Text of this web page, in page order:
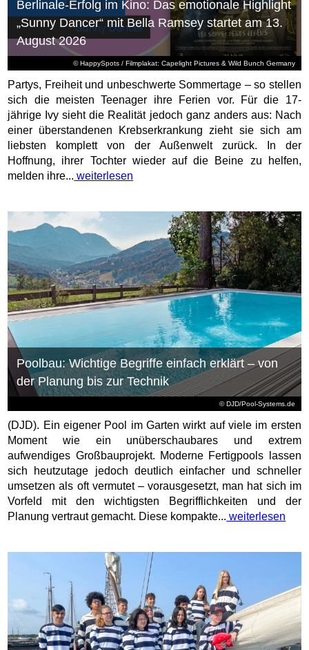
© HappySpots / Filmplakat: Capelight Pictures & Wild Bunch Germany
Berlinale-Erfolg im Kino: Das emotionale Highlight
„Sunny Dancer“ mit Bella Ramsey startet am 13.
August 2026
Partys, Freiheit und unbeschwerte Sommertage – so stellen
sich die meisten Teenager ihre Ferien vor. Für die 17-
jährige Ivy sieht die Realität jedoch ganz anders aus: Nach
einer überstandenen Krebserkrankung zieht sie sich am
liebsten komplett von der Außenwelt zurück. In der
Hoffnung, ihrer Tochter wieder auf die Beine zu helfen,
melden ihre... weiterlesen
© DJD/Pool-Systems.de
Poolbau: Wichtige Begriffe einfach erklärt – von
der Planung bis zur Technik
(DJD). Ein eigener Pool im Garten wirkt auf viele im ersten
Moment wie ein unüberschaubares und extrem
aufwendiges Großbauprojekt. Moderne Fertigpools lassen
sich heutzutage jedoch deutlich einfacher und schneller
umsetzen als oft vermutet – vorausgesetzt, man hat sich im
Vorfeld mit den wichtigsten Begrifflichkeiten und der
Planung vertraut gemacht. Diese kompakte... weiterlesen